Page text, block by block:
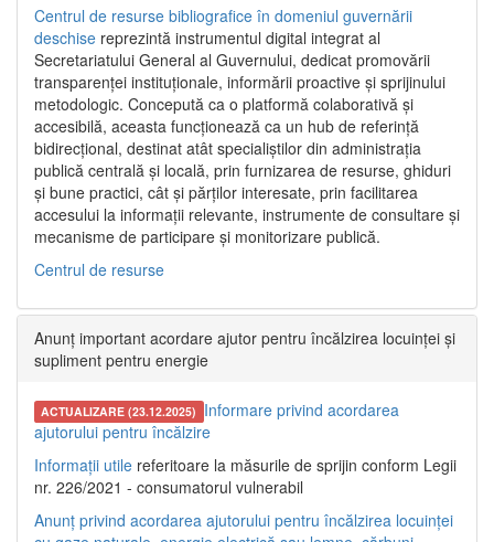
Centrul de resurse bibliografice în domeniul guvernării
deschise reprezintă instrumentul digital integrat al
Secretariatului General al Guvernului, dedicat promovării
transparenței instituționale, informării proactive și sprijinului
metodologic. Concepută ca o platformă colaborativă și
accesibilă, aceasta funcționează ca un hub de referință
bidirecțional, destinat atât specialiștilor din administrația
publică centrală și locală, prin furnizarea de resurse, ghiduri
și bune practici, cât și părților interesate, prin facilitarea
accesului la informații relevante, instrumente de consultare și
mecanisme de participare și monitorizare publică.
Centrul de resurse
Anunț important acordare ajutor pentru încălzirea locuinței și
supliment pentru energie
ACTUALIZARE (23.12.2025) Informare privind acordarea
ajutorului pentru încălzire
Informații utile referitoare la măsurile de sprijin conform Legii
nr. 226/2021 - consumatorul vulnerabil
Anunț privind acordarea ajutorului pentru încălzirea locuinței